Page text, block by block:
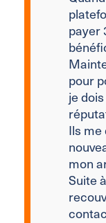
payer
pour
je
Ils me
mon
Suite